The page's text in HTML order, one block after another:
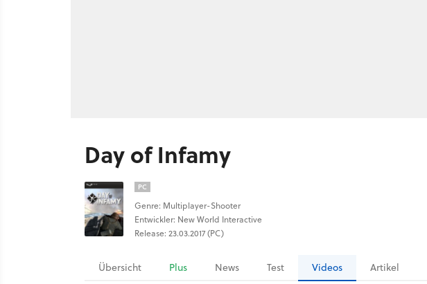
Day of Infamy
PC
Genre: Multiplayer-Shooter
Entwickler: New World Interactive
Release: 23.03.2017 (PC)
Übersicht Plus News Test Videos Artikel